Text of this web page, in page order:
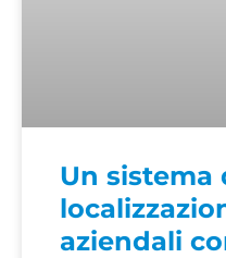
Un sistema
aziendali